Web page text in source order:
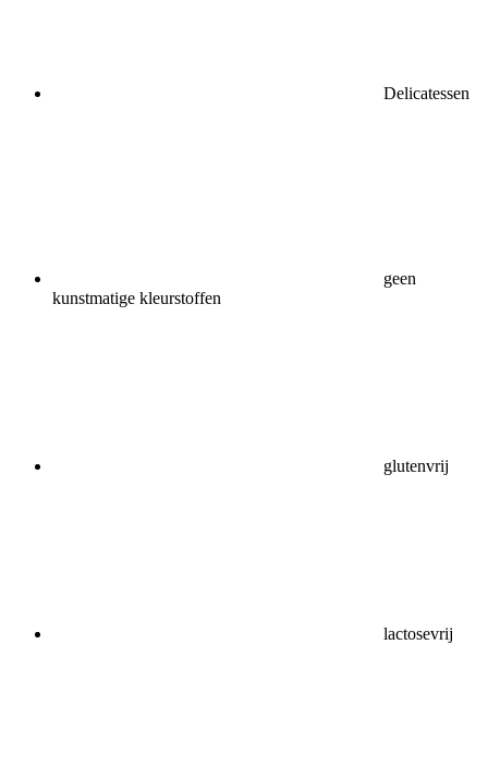
Delicatessen
geen
kunstmatige kleurstoffen
glutenvrij
lactosevrij